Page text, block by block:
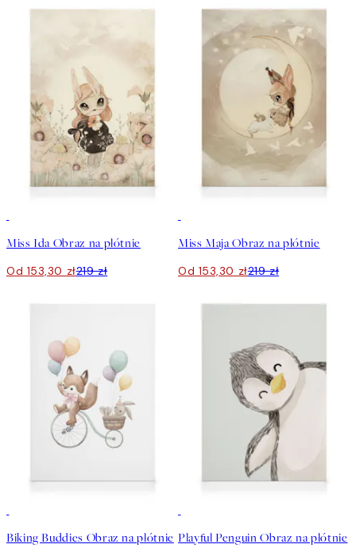
Miss Ida Obraz na płótnie
Od 153,30 zł219 zł
Miss Maja Obraz na płótnie
Od 153,30 zł219 zł
Biking Buddies Obraz na płótnie Playful Penguin Obraz na płótnie